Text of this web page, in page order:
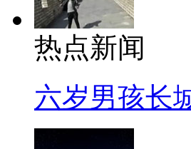
热点新闻
六岁男孩长